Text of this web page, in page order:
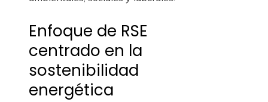
Enfoque de RSE
centrado en la
sostenibilidad
energética